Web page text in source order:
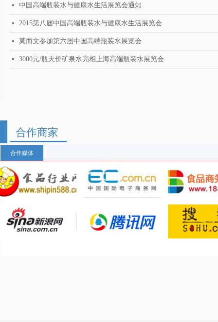
合作商家
合作媒体
넷 中国高端瓶装水与健康水生活展览会通知
넷 2015第八届中国高端瓶装水与健康水生活展览会
넷 莫而文参加第六届中国高端瓶装水展览会
넷 3000元/瓶天价矿泉水亮相上海高端瓶装水展览会